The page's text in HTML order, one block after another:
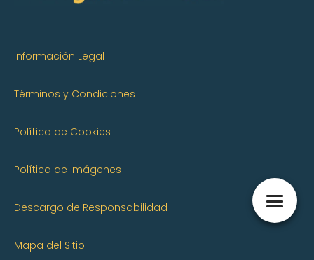
Información Legal
Términos y Condiciones
Política de Cookies
Política de Imágenes
Descargo de Responsabilidad
Mapa del Sitio